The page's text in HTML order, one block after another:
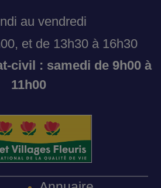
au vendredi
et de 13h30 à 16h30
civil : samedi de 9h00 à
11h00